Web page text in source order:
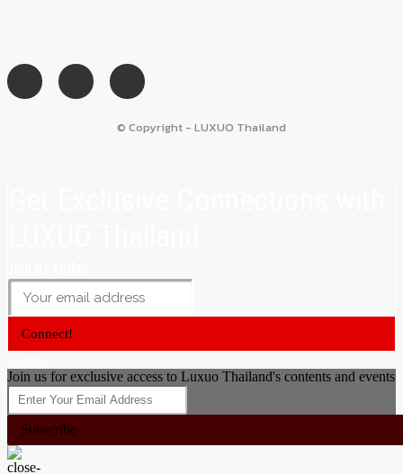
© Copyright - LUXUO Thailand
Connect!
Join us for exclusive access to Luxuo Thailand's contents and events
Subscribe